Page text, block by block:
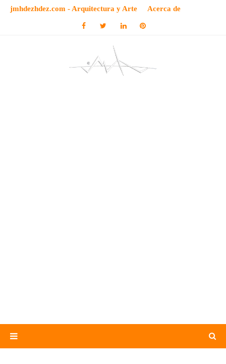
jmhdezhdez.com - Arquitectura y Arte Acerca de